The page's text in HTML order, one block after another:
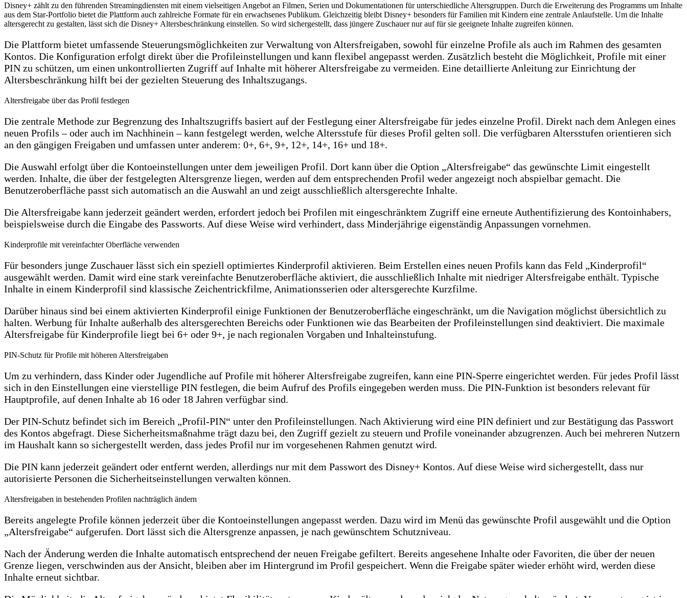
Disney+ zählt zu den führenden Streamingdiensten mit einem vielseitigen Angebot an Filmen, Serien und Dokumentationen für unterschiedliche Altersgruppen. Durch die Erweiterung des Programms um Inhalte
aus dem Star-Portfolio bietet die Plattform auch zahlreiche Formate für ein erwachsenes Publikum. Gleichzeitig bleibt Disney+ besonders für Familien mit Kindern eine zentrale Anlaufstelle. Um die Inhalte
altersgerecht zu gestalten, lässt sich die Disney+ Altersbeschränkung einstellen. So wird sichergestellt, dass jüngere Zuschauer nur auf für sie geeignete Inhalte zugreifen können.
Die Plattform bietet umfassende Steuerungsmöglichkeiten zur Verwaltung von Altersfreigaben, sowohl für einzelne Profile als auch im Rahmen des gesamten
Kontos. Die Konfiguration erfolgt direkt über die Profileinstellungen und kann flexibel angepasst werden. Zusätzlich besteht die Möglichkeit, Profile mit einer
PIN zu schützen, um einen unkontrollierten Zugriff auf Inhalte mit höherer Altersfreigabe zu vermeiden. Eine detaillierte Anleitung zur Einrichtung der
Altersbeschränkung hilft bei der gezielten Steuerung des Inhaltszugangs.
Altersfreigabe über das Profil festlegen
Die zentrale Methode zur Begrenzung des Inhaltszugriffs basiert auf der Festlegung einer Altersfreigabe für jedes einzelne Profil. Direkt nach dem Anlegen eines
neuen Profils – oder auch im Nachhinein – kann festgelegt werden, welche Altersstufe für dieses Profil gelten soll. Die verfügbaren Altersstufen orientieren sich
an den gängigen Freigaben und umfassen unter anderem: 0+, 6+, 9+, 12+, 14+, 16+ und 18+.
Die Auswahl erfolgt über die Kontoeinstellungen unter dem jeweiligen Profil. Dort kann über die Option „Altersfreigabe“ das gewünschte Limit eingestellt
werden. Inhalte, die über der festgelegten Altersgrenze liegen, werden auf dem entsprechenden Profil weder angezeigt noch abspielbar gemacht. Die
Benutzeroberfläche passt sich automatisch an die Auswahl an und zeigt ausschließlich altersgerechte Inhalte.
Die Altersfreigabe kann jederzeit geändert werden, erfordert jedoch bei Profilen mit eingeschränktem Zugriff eine erneute Authentifizierung des Kontoinhabers,
beispielsweise durch die Eingabe des Passworts. Auf diese Weise wird verhindert, dass Minderjährige eigenständig Anpassungen vornehmen.
Kinderprofile mit vereinfachter Oberfläche verwenden
Für besonders junge Zuschauer lässt sich ein speziell optimiertes Kinderprofil aktivieren. Beim Erstellen eines neuen Profils kann das Feld „Kinderprofil“
ausgewählt werden. Damit wird eine stark vereinfachte Benutzeroberfläche aktiviert, die ausschließlich Inhalte mit niedriger Altersfreigabe enthält. Typische
Inhalte in einem Kinderprofil sind klassische Zeichentrickfilme, Animationsserien oder altersgerechte Kurzfilme.
Darüber hinaus sind bei einem aktivierten Kinderprofil einige Funktionen der Benutzeroberfläche eingeschränkt, um die Navigation möglichst übersichtlich zu
halten. Werbung für Inhalte außerhalb des altersgerechten Bereichs oder Funktionen wie das Bearbeiten der Profileinstellungen sind deaktiviert. Die maximale
Altersfreigabe für Kinderprofile liegt bei 6+ oder 9+, je nach regionalen Vorgaben und Inhalteinstufung.
PIN-Schutz für Profile mit höheren Altersfreigaben
Um zu verhindern, dass Kinder oder Jugendliche auf Profile mit höherer Altersfreigabe zugreifen, kann eine PIN-Sperre eingerichtet werden. Für jedes Profil lässt
sich in den Einstellungen eine vierstellige PIN festlegen, die beim Aufruf des Profils eingegeben werden muss. Die PIN-Funktion ist besonders relevant für
Hauptprofile, auf denen Inhalte ab 16 oder 18 Jahren verfügbar sind.
Der PIN-Schutz befindet sich im Bereich „Profil-PIN“ unter den Profileinstellungen. Nach Aktivierung wird eine PIN definiert und zur Bestätigung das Passwort
des Kontos abgefragt. Diese Sicherheitsmaßnahme trägt dazu bei, den Zugriff gezielt zu steuern und Profile voneinander abzugrenzen. Auch bei mehreren Nutzern
im Haushalt kann so sichergestellt werden, dass jedes Profil nur im vorgesehenen Rahmen genutzt wird.
Die PIN kann jederzeit geändert oder entfernt werden, allerdings nur mit dem Passwort des Disney+ Kontos. Auf diese Weise wird sichergestellt, dass nur
autorisierte Personen die Sicherheitseinstellungen verwalten können.
Altersfreigaben in bestehenden Profilen nachträglich ändern
Bereits angelegte Profile können jederzeit über die Kontoeinstellungen angepasst werden. Dazu wird im Menü das gewünschte Profil ausgewählt und die Option
„Altersfreigabe“ aufgerufen. Dort lässt sich die Altersgrenze anpassen, je nach gewünschtem Schutzniveau.
Nach der Änderung werden die Inhalte automatisch entsprechend der neuen Freigabe gefiltert. Bereits angesehene Inhalte oder Favoriten, die über der neuen
Grenze liegen, verschwinden aus der Ansicht, bleiben aber im Hintergrund im Profil gespeichert. Wenn die Freigabe später wieder erhöht wird, werden diese
Inhalte erneut sichtbar.